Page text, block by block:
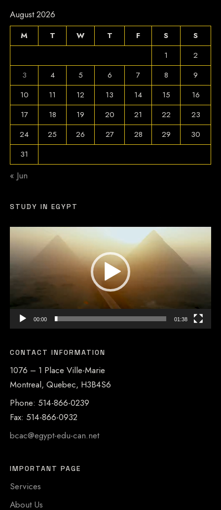
August 2026
M T W T F S
S
1
2
3
4 5 6 7 8
9
10
11 12 13 14 15
16
17
18 19 20 21 22
23
24
25 26 27 28 29
30
31
« Jun
STUDY IN EGYPT
00:00 01:38
CONTACT INFORMATION
1076 – 1 Place Ville-Marie
Montreal, Quebec, H3B4S6
Phone: 514-866-0239
Fax: 514-866-0932
bcac@egypt-edu-can.net
IMPORTANT PAGE
Services
About Us